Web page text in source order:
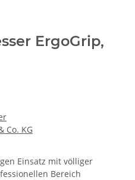
ErgoGrip,
Co. KG
Einsatz mit völliger
Bereich